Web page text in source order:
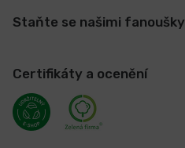
Staňte se našimi fanoušky
Certifikáty a ocenění